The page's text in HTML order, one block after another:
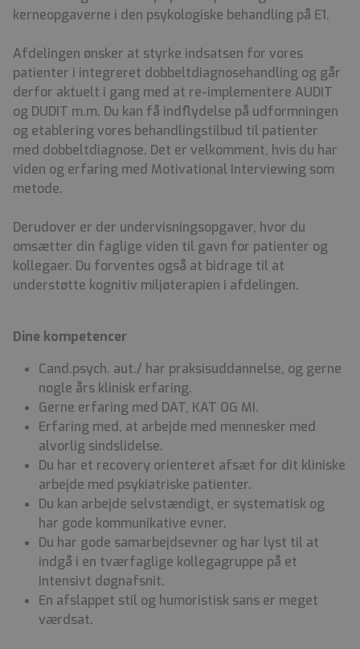
kerneopgaverne i den psykologiske behandling på E1.
Afdelingen ønsker at styrke indsatsen for vores
patienter i integreret dobbeltdiagnosehandling og går
derfor aktuelt i gang med at re-implementere AUDIT
og DUDIT m.m. Du kan få indflydelse på udformningen
og etablering vores behandlingstilbud til patienter
med dobbeltdiagnose. Det er velkomment, hvis du har
viden og erfaring med Motivational Interviewing som
metode.
Derudover er der undervisningsopgaver, hvor du
omsætter din faglige viden til gavn for patienter og
kollegaer. Du forventes også at bidrage til at
understøtte kognitiv miljøterapien i afdelingen.
Dine kompetencer
Cand.psych. aut./ har praksisuddannelse, og gerne
nogle års klinisk erfaring.
Gerne erfaring med DAT, KAT OG MI.
Erfaring med, at arbejde med mennesker med
alvorlig sindslidelse.
Du har et recovery orienteret afsæt for dit kliniske
arbejde med psykiatriske patienter.
Du kan arbejde selvstændigt, er systematisk og
har gode kommunikative evner.
Du har gode samarbejdsevner og har lyst til at
indgå i en tværfaglige kollegagruppe på et
intensivt døgnafsnit.
En afslappet stil og humoristisk sans er meget
værdsat.